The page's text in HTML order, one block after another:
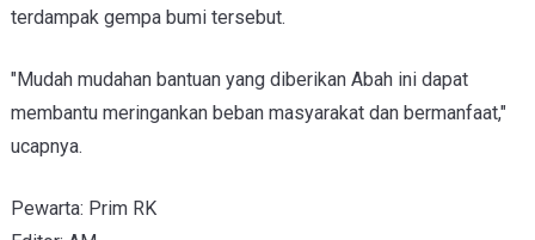
terdampak gempa bumi tersebut.
"Mudah mudahan bantuan yang diberikan Abah ini dapat
membantu meringankan beban masyarakat dan bermanfaat,"
ucapnya.
Pewarta: Prim RK